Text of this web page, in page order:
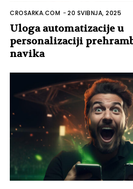
CROSARKA.COM -20 SVIBNJA, 2025
Uloga automatizacije u
personalizaciji
navika